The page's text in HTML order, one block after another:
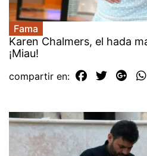
Fama
Karen Chalmers, el hada
¡Miau!
compartir en: